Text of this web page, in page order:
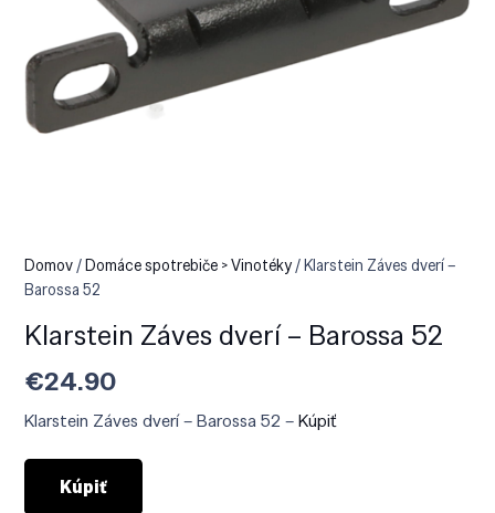
Domov/Domáce spotrebiče > Vinotéky/ Klarstein Záves dverí –
Barossa 52
Klarstein Záves dverí – Barossa 52
€24.90
Klarstein Záves dverí – Barossa 52 –Kúpiť
Kúpiť